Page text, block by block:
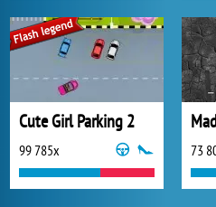
Cute Girl Parking 2
99 785x 73